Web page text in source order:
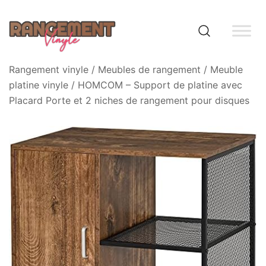
content
Rangement vinyle
Rangement vinyle / Meubles de rangement / Meuble
platine vinyle / HOMCOM – Support de platine avec
Placard Porte et 2 niches de rangement pour disques